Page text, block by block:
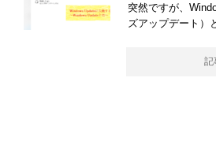
突然ですが、
ズアップデート）
記